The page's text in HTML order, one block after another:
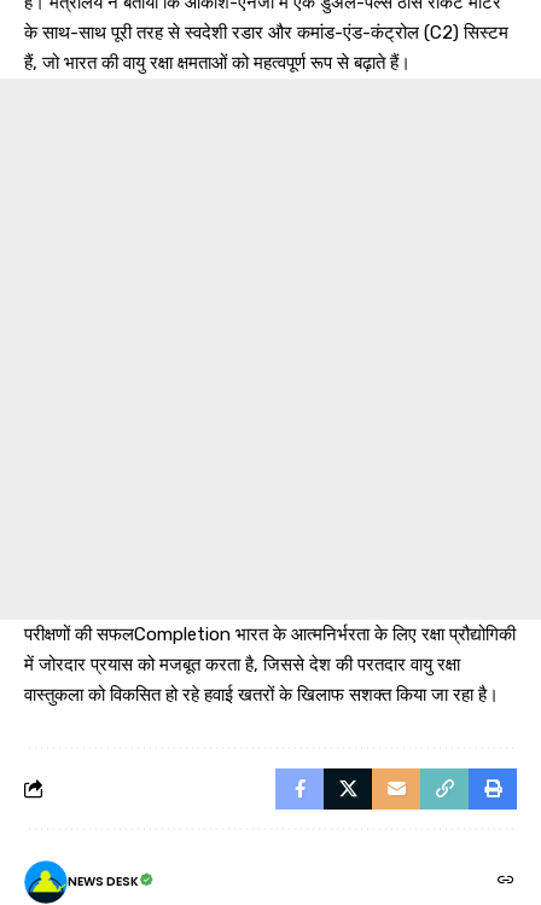
के साथ-साथ पूरी तरह से स्वदेशी रडार और कमांड-एंड-कंट्रोल (C2) सिस्टम
हैं, जो भारत की वायु रक्षा क्षमताओं को महत्वपूर्ण रूप से बढ़ाते हैं।
परीक्षणों की सफलCompletion भारत के आत्मनिर्भरता के लिए रक्षा प्रौद्योगिकी
में जोरदार प्रयास को मजबूत करता है, जिससे देश की परतदार वायु रक्षा
वास्तुकला को विकसित हो रहे हवाई खतरों के खिलाफ सशक्त किया जा रहा है।
NEWS DESK